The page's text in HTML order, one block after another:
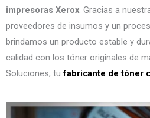
impresoras Xerox. Gracias a
proveedores de insumos y un
brindamos un producto estable y
calidad con los tóner originales de
Soluciones, tufabricante de tóner